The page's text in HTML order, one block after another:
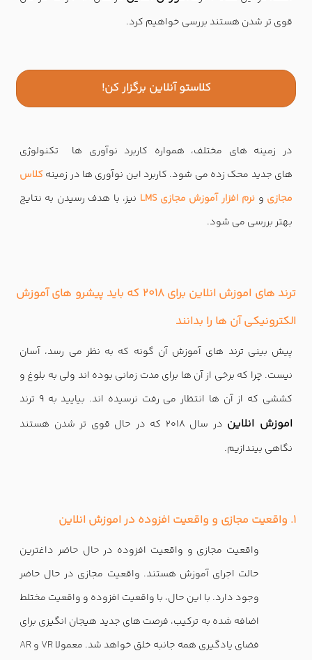
قوی تر شدن هستند بررسی خواهیم کرد.
کلاستو آنلاین برگزار کن!
در زمینه های مختلف، همواره کاربرد نوآوری ها تکنولوژی
های جدید محک زده می شود. کاربرد این نوآوری ها در زمینه کلاس
مجازی و نرم افزار آموزش مجازی LMS
نیز، با هدف رسیدن به نتایج
بهتر بررسی می شود.
ترند های اموزش انلاین برای 2018 که باید پیشرو های
آموزش
الکترونیکیآن ها را بدانند
پیش بینی ترند های آموزش آن گونه که به نظر می رسد، آسان
نیست. چرا که برخی از آن ها برای مدت زمانی بوده اند ولی به بلوغ و
کششی که از آن ها انتظار می رفت نرسیده اند. بیایید به 9 ترند
اموزش انلاین
در سال 2018 که در حال قوی تر شدن هستند
نگاهی بیندازیم.
1. واقعیت مجازی و واقعیت افزوده در اموزش انلاین
واقعیت مجازی و واقعیت افزوده در حال حاضر داغترین
حالت اجرای آموزش هستند. واقعیت مجازی در حال حاضر
وجود دارد. با این حال، با واقعیت افزوده و واقعیت مختلط
اضافه شده به ترکیب، فرصت های جدید هیجان انگیزی برای
فضای یادگیری همه جانبه خلق خواهد شد. معمولاVR وAR